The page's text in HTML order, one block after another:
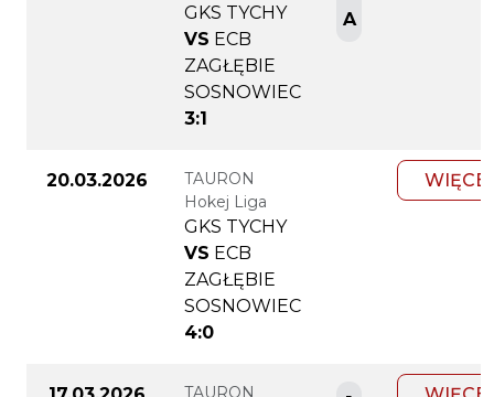
GKS TYCHY
VS ECB
ZAGŁĘBIE
SOSNOWIEC
3:1
A
20.03.2026
TAURON
Hokej Liga
GKS TYCHY
VS ECB
ZAGŁĘBIE
SOSNOWIEC
4:0
TAURON